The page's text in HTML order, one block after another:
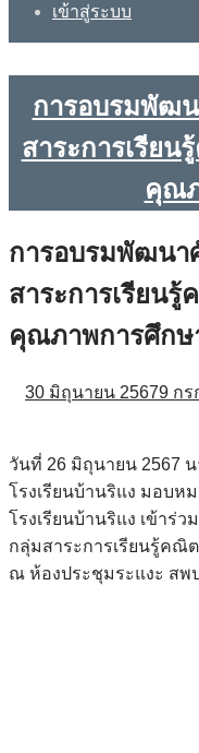
เข้าสู่ระบบ
การอบรมพัฒ
สาระการเรีย
คุณ
การอบรมพัฒนา
สาระการเรียน
คุณภาพการศึกษ
30 มิถุนายน 25679 กร
วันที่ 26 มิถุนายน 2567
โรงเรียนบ้านริแง มอบหม
โรงเรียนบ้านริแง เข้าร่ว
กลุ่มสาระการเรียนรู้คณิ
ณ ห้องประชุมระแงะ สพ